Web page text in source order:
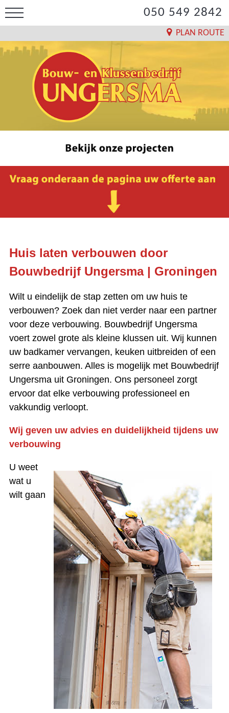
050 549 2842
PLAN ROUTE
Huis laten verbouwen door
Bouwbedrijf Ungersma | Groningen
Wilt u eindelijk de stap zetten om uw huis te
verbouwen? Zoek dan niet verder naar een partner
voor deze verbouwing. Bouwbedrijf Ungersma
voert zowel grote als kleine klussen uit. Wij kunnen
uw badkamer vervangen, keuken uitbreiden of een
serre aanbouwen. Alles is mogelijk met Bouwbedrijf
Ungersma uit Groningen. Ons personeel zorgt
ervoor dat elke verbouwing professioneel en
vakkundig verloopt.
Wij geven uw advies en duidelijkheid tijdens uw
verbouwing
U weet
wat u
wilt gaan